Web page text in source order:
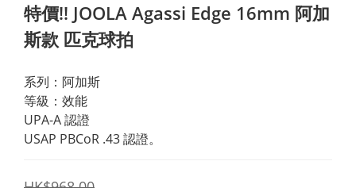
特價!! JOOLA Agassi Edge 16mm 阿加
斯款 匹克球拍
系列：阿加斯
等級：效能
UPA-A 認證
USAP PBCoR .43 認證。